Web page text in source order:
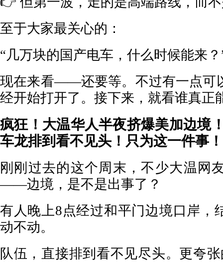
至于大家最关心的：
“几万块的国产电车，什么时候能来？
现在来看——还要等。不过有一点可
经开始打开了。接下来，就看谁真正
疯狂！大温华人半夜挤爆美加边境
车龙排到看不见头！只为这一件事！
刚刚过去的这个周末，不少大温网
——边境，是不是出事了？
有人晚上8点经过和平门边境口岸
动不动。
队伍，直接排到看不见尽头。更夸